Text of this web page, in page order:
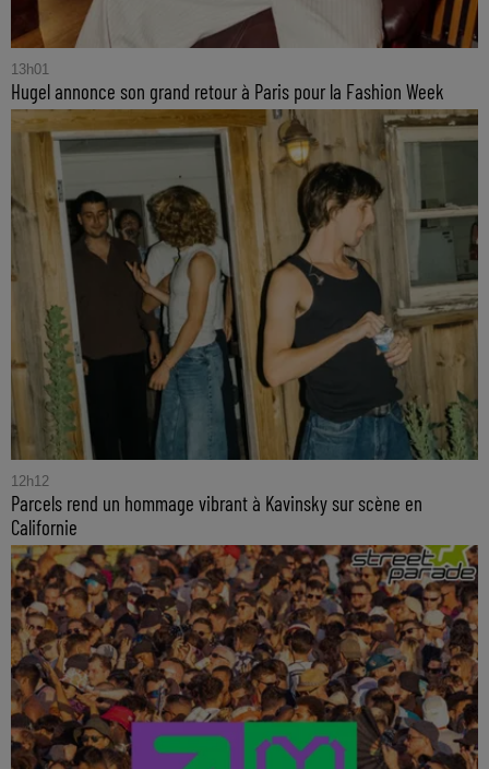
13h01
Hugel annonce son grand retour à Paris pour la Fashion Week
12h12
Parcels rend un hommage vibrant à Kavinsky sur scène en
Californie